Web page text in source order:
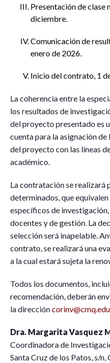
Presentación de clase
diciembre.
Comunicación de
enero de 2026.
Inicio del contrato, 1
La coherencia entre la
los resultados de
del proyecto presentado es
cuenta para la asignación
del proyecto con las líneas
académico.
La contratación se realizará
determinados, que
específicos de
docentes y de gestión. La
selección será inapelable.
contrato, se realizará una
a la cual estará sujeta la
Todos los documentos,
recomendación, deberán
la dirección
Dra. Margarita Vasquez
Coordinadora de
Santa Cruz de los Patos, s/